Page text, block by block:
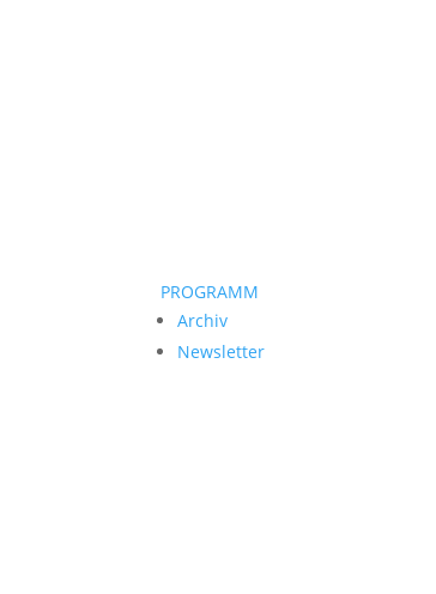
PROGRAMM
Archiv
Newsletter